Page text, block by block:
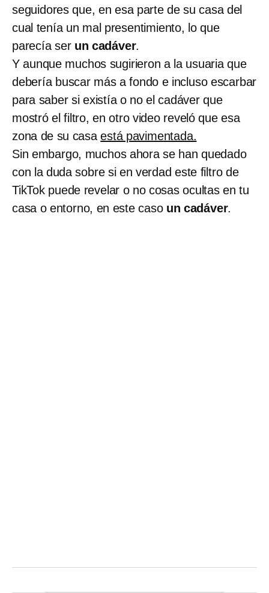
seguidores que, en esa parte de su casa del
cual tenía un mal presentimiento, lo que
parecía ser un cadáver.
Y aunque muchos sugirieron a la usuaria que
debería buscar más a fondo e incluso escarbar
para saber si existía o no el cadáver que
mostró el filtro, en otro video reveló que esa
zona de su casaestá pavimentada.
Sin embargo, muchos ahora se han quedado
con la duda sobre si en verdad este filtro de
TikTok puede revelar o no cosas ocultas en tu
casa o entorno, en este caso un cadáver.